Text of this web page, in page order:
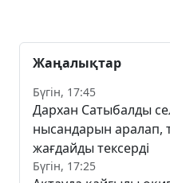
Жаңалықтар
Бүгін, 17:45
Дархан Сатыбалды сел
нысандарын аралап,
жағдайды тексерді
Бүгін, 17:25